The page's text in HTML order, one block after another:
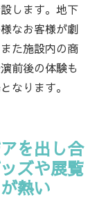
します。地下
なお客様が劇
た施設内の商
前後の体験も
なります。
を出し合
ズや展覧
熱い